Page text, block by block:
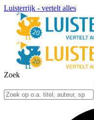
Luisterrijk - vertelt alles
Zoek